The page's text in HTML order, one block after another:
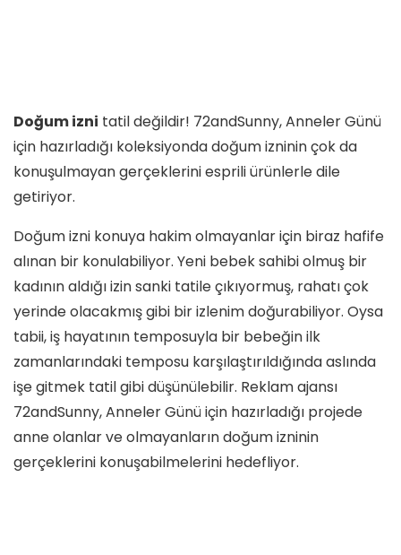
Doğum izni tatil değildir! 72andSunny, Anneler Günü
için hazırladığı koleksiyonda doğum izninin çok da
konuşulmayan gerçeklerini esprili ürünlerle dile
getiriyor.
Doğum izni konuya hakim olmayanlar için biraz hafife
alınan bir konulabiliyor. Yeni bebek sahibi olmuş bir
kadının aldığı izin sanki tatile çıkıyormuş, rahatı çok
yerinde olacakmış gibi bir izlenim doğurabiliyor. Oysa
tabii, iş hayatının temposuyla bir bebeğin ilk
zamanlarındaki temposu karşılaştırıldığında aslında
işe gitmek tatil gibi düşünülebilir. Reklam ajansı
72andSunny, Anneler Günü için hazırladığı projede
anne olanlar ve olmayanların doğum izninin
gerçeklerini konuşabilmelerini hedefliyor.